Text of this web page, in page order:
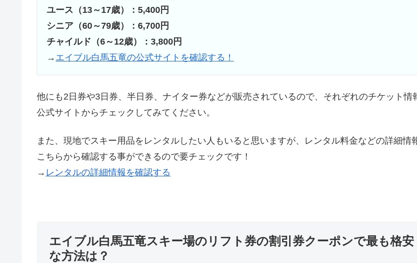
ユース（13～17歳）：5,400円
シニア（60～79歳）：6,700円
チャイルド（6～12歳）：3,800円
→ エイブル白馬五竜の公式サイトを確認する！
他にも2日券や3日券、半日券、ナイター券などが販売されているので、それぞれのチケット情
公式サイトからチェックしてみてください。
また、現地でスキー用品をレンタルしたい人もいると思いますが、レンタル料金などの詳細情
こちらから確認する事ができるので要チェックです！
→ レンタルの詳細情報を確認する
エイブル白馬五竜スキー場のリフト券の割引券クーポンで最も格安
な方法は？